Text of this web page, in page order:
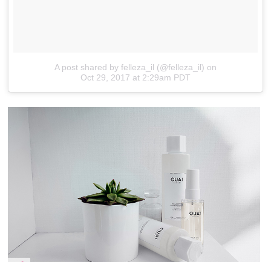
A post shared by felleza_il (@felleza_il) on
Oct 29, 2017 at 2:29am PDT